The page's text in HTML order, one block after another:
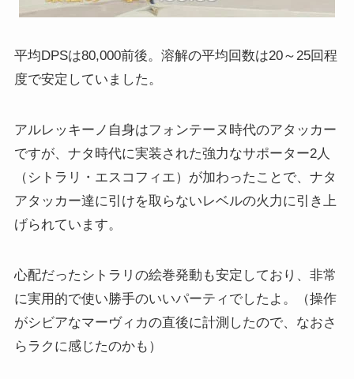
平均DPSは80,000前後。溶解の平均回数は20～25回程
度で安定していました。
アルレッキーノ自身はフォンテーヌ時代のアタッカー
ですが、ナタ時代に実装された強力なサポーター2人
（シトラリ・エスコフィエ）が加わったことで、ナタ
アタッカー達に引けを取らないレベルの火力に引き上
げられています。
心配だったシトラリの絵巻発動も安定しており、非常
に実用的で使い勝手のいいパーティでしたよ。（操作
がシビアなマーヴィカの直後に計測したので、なおさ
らラクに感じたのかも）